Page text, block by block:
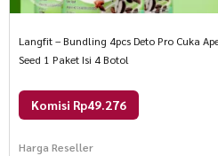
Langfit – Bundling 4pcs Deto Pro Cuka
Seed 1 Paket Isi 4 Botol
Komisi Rp49.276
Harga Reseller